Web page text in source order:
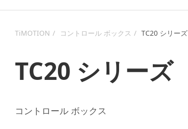
TiMOTION コントロール ボックス TC20 シリーズ
TC20 シリーズ
コントロール ボックス